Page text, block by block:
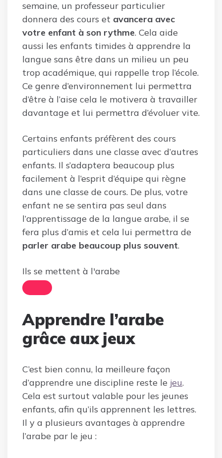
semaine, un professeur particulier
donnera des cours et avancera avec
votre enfant à son rythme. Cela aide
aussi les enfants timides à apprendre la
langue sans être dans un milieu un peu
trop académique, qui rappelle trop l’école.
Ce genre d’environnement lui permettra
d’être à l’aise cela le motivera à travailler
davantage et lui permettra d’évoluer vite.
Certains enfants préfèrent des cours
particuliers dans une classe avec d’autres
enfants. Il s’adaptera beaucoup plus
facilement à l’esprit d’équipe qui règne
dans une classe de cours. De plus, votre
enfant ne se sentira pas seul dans
l’apprentissage de la langue arabe, il se
fera plus d’amis et cela lui permettra de
parler arabe beaucoup plus souvent.
Ils se mettent à l'arabe
Apprendre l’arabe
grâce aux jeux
C’est bien connu, la meilleure façon
d’apprendre une discipline reste le jeu.
Cela est surtout valable pour les jeunes
enfants, afin qu’ils apprennent les lettres.
Il y a plusieurs avantages à apprendre
l’arabe par le jeu :